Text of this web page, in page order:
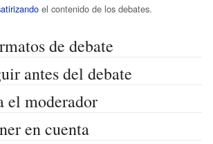
el contenido de los debates.
de debate
antes del debate
el moderador
en cuenta